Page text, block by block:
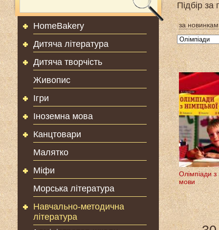
HomeBakery
Дитяча література
Дитяча творчість
Живопис
Ігри
Іноземна мова
Канцтовари
Малятко
Міфи
Морська література
Навчально-методична
література
Підбір за
за
Олімпіади з
мови